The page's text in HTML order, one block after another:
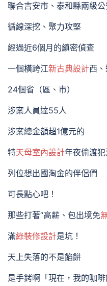
聯合吉安市、泰和縣兩級
循線深挖、聚力攻堅
經過近6個月的縝密偵查
一個橫跨江新古典設計西
24個省（區、市）
涉案人員達55人
涉案總金額超1億元的
特天母室內設計年夜偷渡
列位想出國淘金的伴侶們
可長點心吧！
那些打著“高薪、包出境免
滿綠裝修設計是坑！
天上失落的不是餡餅
是手銬啊「現在，我的咖